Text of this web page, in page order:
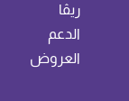
ريڤا
الدعم
العروض